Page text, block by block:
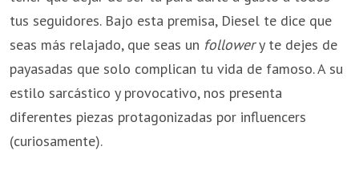
tus seguidores. Bajo esta premisa, Diesel te dice que
seas más relajado, que seas un followery te dejes de
payasadas que solo complican tu vida de famoso. A su
estilo sarcástico y provocativo, nos presenta
diferentes piezas protagonizadas por influencers
(curiosamente).